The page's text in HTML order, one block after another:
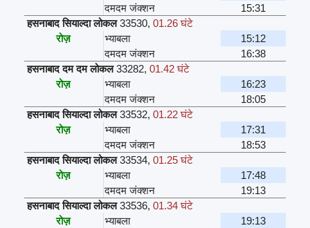
दमदम जंक्शन
15:31
हसनाबाद सियाल्दा लोकल 33530, 01.26 घंटे
रोज़
भ्याबला
15:12
दमदम जंक्शन
16:38
हसनाबाद दम दम लोकल 33282, 01.42 घंटे
रोज़
भ्याबला
16:23
दमदम जंक्शन
18:05
हसनाबाद सियाल्दा लोकल 33532, 01.22 घंटे
रोज़
भ्याबला
17:31
दमदम जंक्शन
18:53
हसनाबाद सियाल्दा लोकल 33534, 01.25 घंटे
रोज़
भ्याबला
17:48
दमदम जंक्शन
19:13
हसनाबाद सियाल्दा लोकल 33536, 01.34 घंटे
रोज़
भ्याबला
19:13